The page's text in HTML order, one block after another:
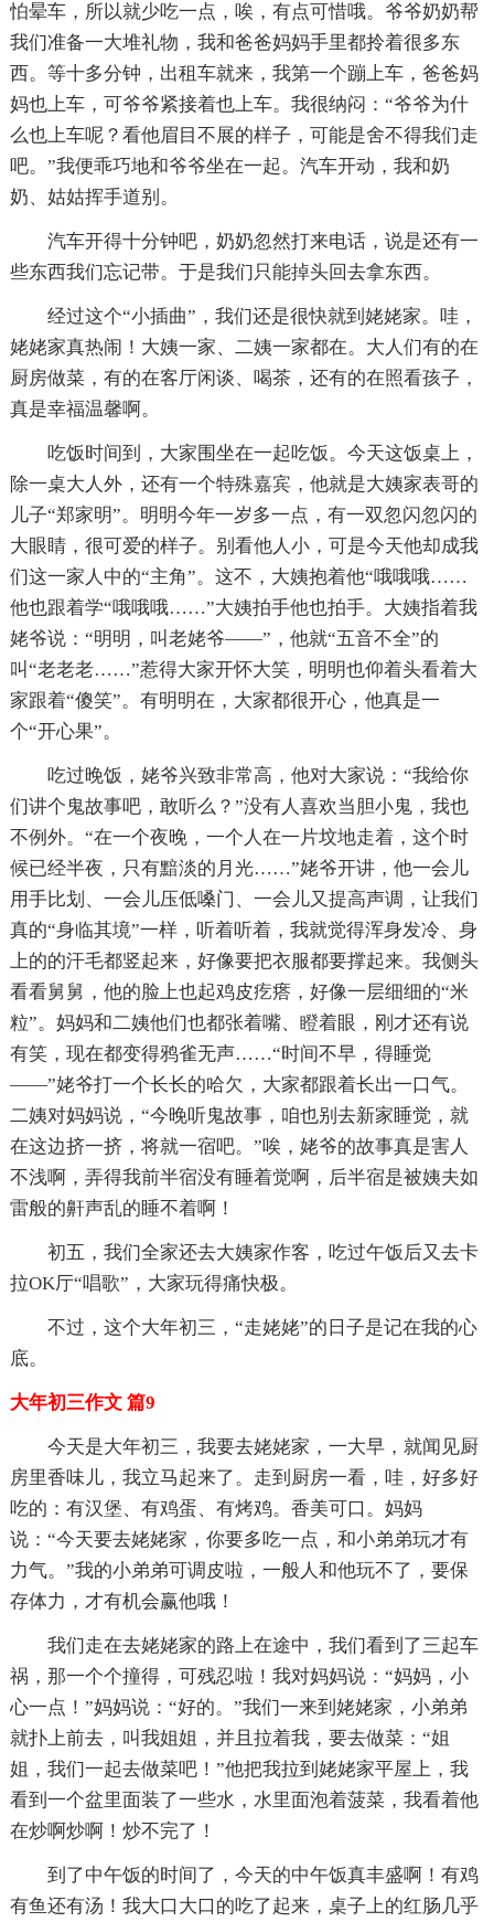
怕晕车，所以就少吃一点，唉，有点可惜哦。爷爷奶奶帮
我们准备一大堆礼物，我和爸爸妈妈手里都拎着很多东
西。等十多分钟，出租车就来，我第一个蹦上车，爸爸妈
妈也上车，可爷爷紧接着也上车。我很纳闷：“爷爷为什
么也上车呢？看他眉目不展的样子，可能是舍不得我们走
吧。”我便乖巧地和爷爷坐在一起。汽车开动，我和奶
奶、姑姑挥手道别。
汽车开得十分钟吧，奶奶忽然打来电话，说是还有一
些东西我们忘记带。于是我们只能掉头回去拿东西。
经过这个“小插曲”，我们还是很快就到姥姥家。哇，
姥姥家真热闹！大姨一家、二姨一家都在。大人们有的在
厨房做菜，有的在客厅闲谈、喝茶，还有的在照看孩子，
真是幸福温馨啊。
吃饭时间到，大家围坐在一起吃饭。今天这饭桌上，
除一桌大人外，还有一个特殊嘉宾，他就是大姨家表哥的
儿子“郑家明”。明明今年一岁多一点，有一双忽闪忽闪的
大眼睛，很可爱的样子。别看他人小，可是今天他却成我
们这一家人中的“主角”。这不，大姨抱着他“哦哦哦……
他也跟着学“哦哦哦……”大姨拍手他也拍手。大姨指着我
姥爷说：“明明，叫老姥爷——”，他就“五音不全”的
叫“老老老……”惹得大家开怀大笑，明明也仰着头看着大
家跟着“傻笑”。有明明在，大家都很开心，他真是一
个“开心果”。
吃过晚饭，姥爷兴致非常高，他对大家说：“我给你
们讲个鬼故事吧，敢听么？”没有人喜欢当胆小鬼，我也
不例外。“在一个夜晚，一个人在一片坟地走着，这个时
候已经半夜，只有黯淡的月光……”姥爷开讲，他一会儿
用手比划、一会儿压低嗓门、一会儿又提高声调，让我们
真的“身临其境”一样，听着听着，我就觉得浑身发冷、身
上的的汗毛都竖起来，好像要把衣服都要撑起来。我侧头
看看舅舅，他的脸上也起鸡皮疙瘩，好像一层细细的“米
粒”。妈妈和二姨他们也都张着嘴、瞪着眼，刚才还有说
有笑，现在都变得鸦雀无声……“时间不早，得睡觉
——”姥爷打一个长长的哈欠，大家都跟着长出一口气。
二姨对妈妈说，“今晚听鬼故事，咱也别去新家睡觉，就
在这边挤一挤，将就一宿吧。”唉，姥爷的故事真是害人
不浅啊，弄得我前半宿没有睡着觉啊，后半宿是被姨夫如
雷般的鼾声乱的睡不着啊！
初五，我们全家还去大姨家作客，吃过午饭后又去卡
拉OK厅“唱歌”，大家玩得痛快极。
不过，这个大年初三，“走姥姥”的日子是记在我的心
底。
大年初三作文 篇9
今天是大年初三，我要去姥姥家，一大早，就闻见厨
房里香味儿，我立马起来了。走到厨房一看，哇，好多好
吃的：有汉堡、有鸡蛋、有烤鸡。香美可口。妈妈
说：“今天要去姥姥家，你要多吃一点，和小弟弟玩才有
力气。”我的小弟弟可调皮啦，一般人和他玩不了，要保
存体力，才有机会赢他哦！
我们走在去姥姥家的路上在途中，我们看到了三起车
祸，那一个个撞得，可残忍啦！我对妈妈说：“妈妈，小
心一点！”妈妈说：“好的。”我们一来到姥姥家，小弟弟
就扑上前去，叫我姐姐，并且拉着我，要去做菜：“姐
姐，我们一起去做菜吧！”他把我拉到姥姥家平屋上，我
看到一个盆里面装了一些水，水里面泡着菠菜，我看着他
在炒啊炒啊！炒不完了！
到了中午饭的时间了，今天的中午饭真丰盛啊！有鸡
有鱼还有汤！我大口大口的吃了起来，桌子上的红肠几乎